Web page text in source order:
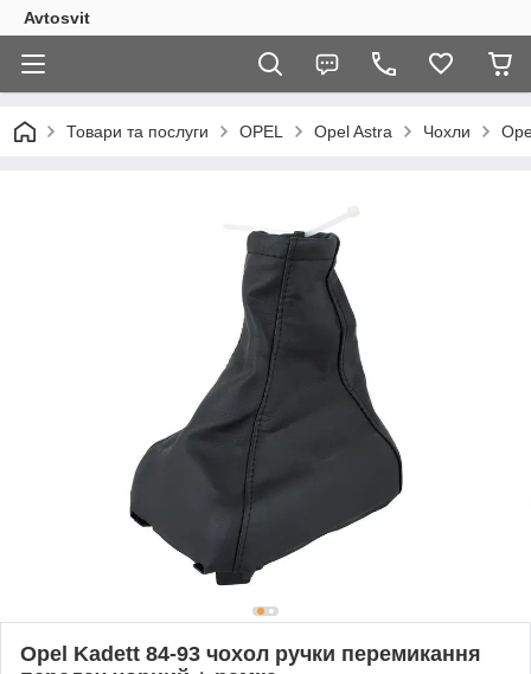
Avtosvit
Товари та послуги OPEL Opel Astra Чохли
Opel Kadett 84-93 чохол ручки перемикання